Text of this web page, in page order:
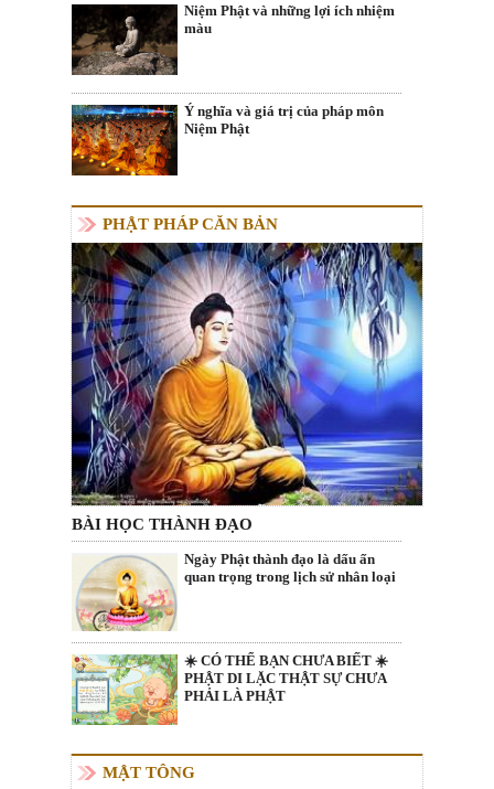
Niệm Phật và những lợi ích nhiệm
màu
Ý nghĩa và giá trị của pháp môn
Niệm Phật
PHẬT PHÁP CĂN BẢN
BÀI HỌC THÀNH ĐẠO
Ngày Phật thành đạo là dấu ấn
quan trọng trong lịch sử nhân loại
☀️ CÓ THỂ BẠN CHƯA BIẾT ☀️
PHẬT DI LẶC THẬT SỰ CHƯA
PHẢI LÀ PHẬT
MẬT TÔNG